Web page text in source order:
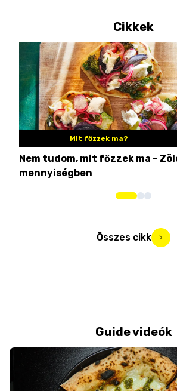
Cikkek
Mit főzzek ma?
Nem tudom, mit főzzek ma –
mennyiségben
Összes cikk
Guide videók